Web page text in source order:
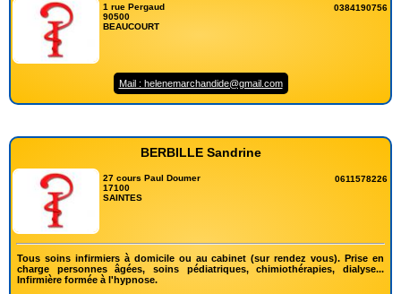
1 rue Pergaud
90500
BEAUCOURT
0384190756
Mail : helenemarchandide@gmail.com
BERBILLE Sandrine
27 cours Paul Doumer
17100
SAINTES
0611578226
Tous soins infirmiers à domicile ou au cabinet (sur rendez vous). Prise en
charge personnes âgées, soins pédiatriques, chimiothérapies, dialyse...
Infirmière formée à l'hypnose.